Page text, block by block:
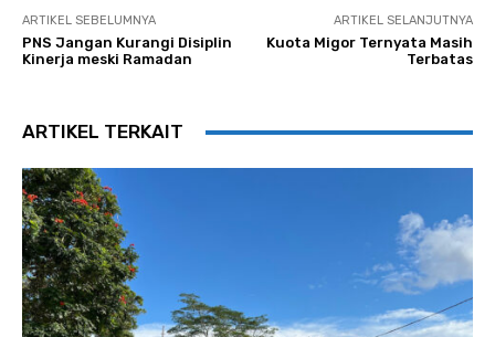
ARTIKEL SEBELUMNYA
PNS Jangan Kurangi Disiplin
Kinerja meski Ramadan
ARTIKEL SELANJUTNYA
Kuota Migor Ternyata Masih
Terbatas
ARTIKEL TERKAIT